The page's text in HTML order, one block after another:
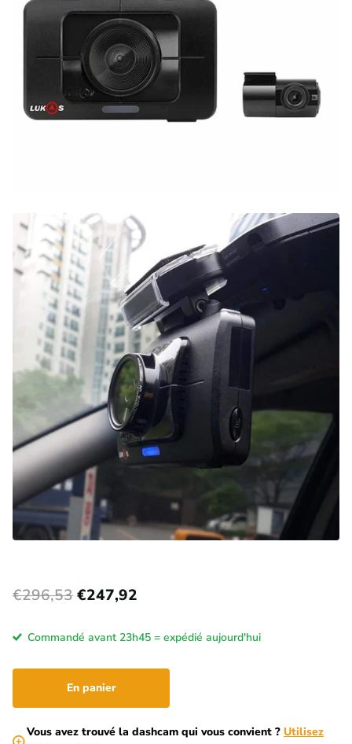
€296,53€247,92
Commandé avant 23h45 = expédié aujourd'hui
En panier
Vous avez trouvé la dashcam qui vous convient ? Utilisez